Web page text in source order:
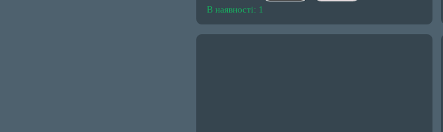
В наявності: 1